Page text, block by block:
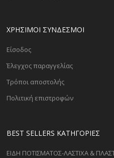
ΧΡΗΣΙΜΟΙ ΣΥΝΔΕΣΜΟΙ
Είσοδος
Έλεγχος παραγγελίας
Τρόποι αποστολής
Πολιτική επιστροφών
BEST SELLERS ΚΑΤΗΓΟΡΊΕΣ
ΕΙΔΗ ΠΟΤΙΣΜΑΤΟΣ-ΛΑΣΤΙΧΑ &